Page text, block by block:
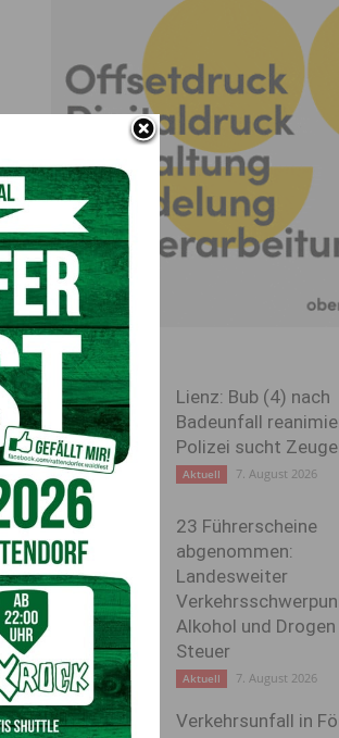
Lienz: Bub (4) nach
Badeunfall
Polizei sucht
Aktuell 7. August 2026
23 Führerscheine
abgenommen:
Landesweiter
Alkohol und Drogen
Steuer
Aktuell 7. August 2026
Verkehrsunfall in